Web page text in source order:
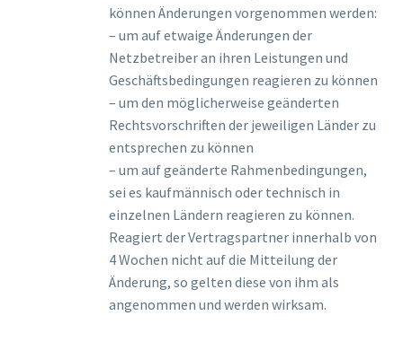
können Änderungen vorgenommen werden:
– um auf etwaige Änderungen der
Netzbetreiber an ihren Leistungen und
Geschäftsbedingungen reagieren zu können
– um den möglicherweise geänderten
Rechtsvorschriften der jeweiligen Länder zu
entsprechen zu können
– um auf geänderte Rahmenbedingungen,
sei es kaufmännisch oder technisch in
einzelnen Ländern reagieren zu können.
Reagiert der Vertragspartner innerhalb von
4 Wochen nicht auf die Mitteilung der
Änderung, so gelten diese von ihm als
angenommen und werden wirksam.